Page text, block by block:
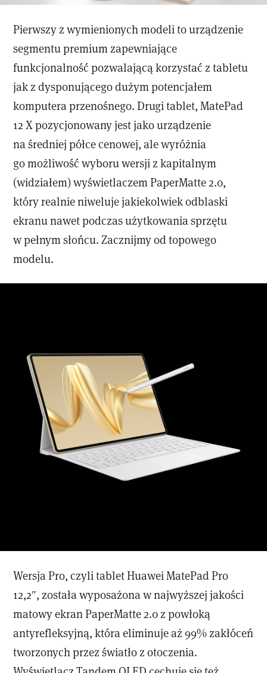
Pierwszy z wymienionych modeli to urządzenie
segmentu premium zapewniające
funkcjonalność pozwalającą korzystać z tabletu
jak z dysponującego dużym potencjałem
komputera przenośnego. Drugi tablet, MatePad
12 X pozycjonowany jest jako urządzenie
na średniej półce cenowej, ale wyróżnia
go możliwość wyboru wersji z kapitalnym
(widziałem) wyświetlaczem PaperMatte 2.0,
który realnie niweluje jakiekolwiek odblaski
ekranu nawet podczas użytkowania sprzętu
w pełnym słońcu. Zacznijmy od topowego
modelu.
Wersja Pro, czyli tablet Huawei MatePad Pro
12,2″, została wyposażona w najwyższej jakości
matowy ekran PaperMatte 2.0 z powłoką
antyrefleksyjną, która eliminuje aż 99% zakłóceń
tworzonych przez światło z otoczenia.